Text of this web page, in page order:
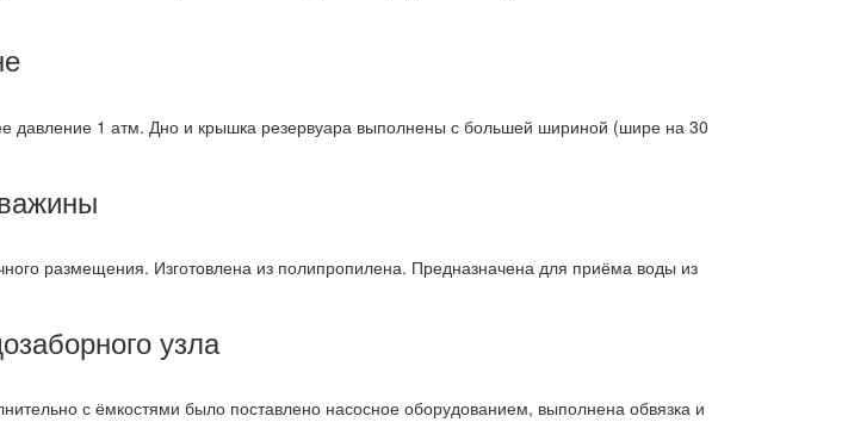
1 атм. Дно и крышка резервуара выполнены с большей шириной (шире на 30
размещения. Изготовлена из полипропилена. Предназначена для приёма воды из
узла
с ёмкостями было поставлено насосное оборудованием, выполнена обвязка и